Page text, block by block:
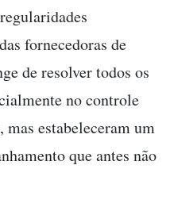
fornecedoras de
de resolver todos os
no controle
estabeleceram um
que antes não